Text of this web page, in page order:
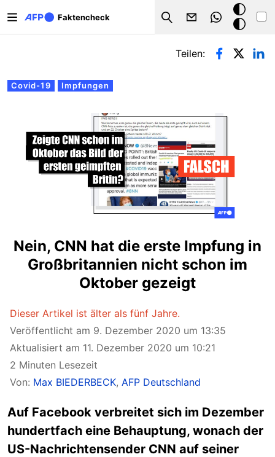
Faktencheck
Search
Dark
Mode
Primäre Reiter
Covid-19 Impfungen
Teilen:
Nein, CNN hat die erste Impfung in
Großbritannien nicht schon im
Oktober gezeigt
Dieser Artikel ist älter als fünf Jahre.
Veröffentlicht am 9. Dezember 2020 um 13:35
Aktualisiert am 11. Dezember 2020 um 10:21
2 Minuten Lesezeit
Von: Max BIEDERBECK, AFP Deutschland
Auf Facebook verbreitet sich im Dezember
hundertfach eine Behauptung, wonach der
US-Nachrichtensender CNN auf seiner